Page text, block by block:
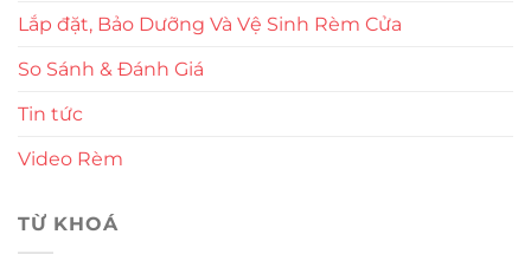
Lắp đặt, Bảo Dưỡng Và Vệ Sinh Rèm Cửa
So Sánh & Đánh Giá
Tin tức
Video Rèm
TỪ KHOÁ